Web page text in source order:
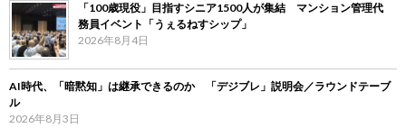
「100歳現役」目指すシニア1500人が集結 マンション管理代
務員イベント「うぇるねすシップ」
2026年8月4日
AI時代、「暗黙知」は継承できるのか 「デジブレ」説明会／ラウンドテーブ
ル
2026年8月3日